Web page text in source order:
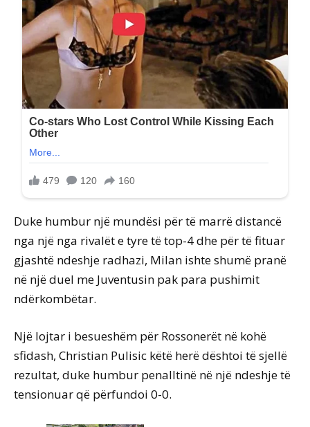
Duke humbur një mundësi për të marrë distancë
nga një nga rivalët e tyre të top-4 dhe për të fituar
gjashtë ndeshje radhazi, Milan ishte shumë pranë
në një duel me Juventusin pak para pushimit
ndërkombëtar.
Një lojtar i besueshëm për Rossonerët në kohë
sfidash, Christian Pulisic këtë herë dështoi të sjellë
rezultat, duke humbur penalltinë në një ndeshje të
tensionuar që përfundoi 0-0.